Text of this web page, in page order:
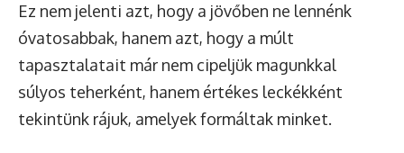
Ez nem jelenti azt, hogy a jövőben ne lennénk
óvatosabbak, hanem azt, hogy a múlt
tapasztalatait már nem cipeljük magunkkal
súlyos teherként, hanem értékes leckékként
tekintünk rájuk, amelyek formáltak minket.